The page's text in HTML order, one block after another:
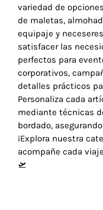
variedad de
de maletas,
equipaje y
satisfacer las
perfectos para
corporativos,
detalles prácticos
Personaliza cada
mediante técnicas
bordado,
¡Explora nuestra
acompañe cada
🛫